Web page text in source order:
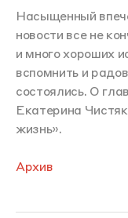
Насыщенный
новости все не
и много хороших
вспомнить и
состоялись. О
Екатерина
жизнь».
Архив